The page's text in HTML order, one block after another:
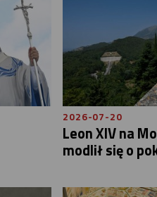
2026-07-20
Leon XIV na
modlił się o